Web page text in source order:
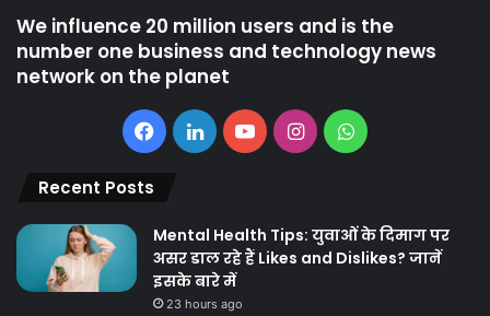
We influence 20 million users and is the
number one business and technology news
network on the planet
Facebook
LinkedInYouTubeInstagramWhatsApp
Recent Posts
Mental Health Tips: युवाओं के दिमाग पर
असर डाल रहे हैं Likes and Dislikes? जानें
इसके बारे में
23 hours ago